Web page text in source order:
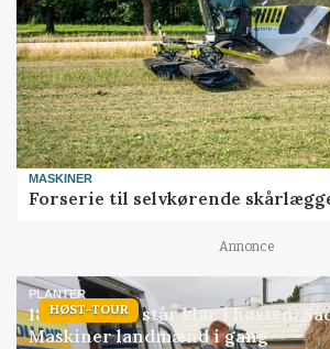
MASKINER
Forserie til selvkørende
Annonce
HØST-TOUR
PLANTER
18 montører står klar i høsten:
Maskiner landmænd i gang